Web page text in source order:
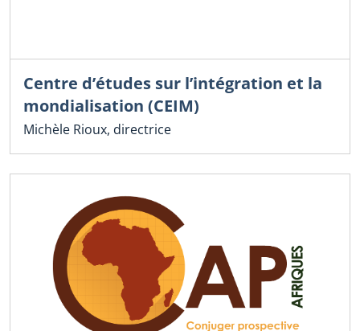
Centre d’études sur l’intégration et la
mondialisation (CEIM)
Michèle Rioux, directrice